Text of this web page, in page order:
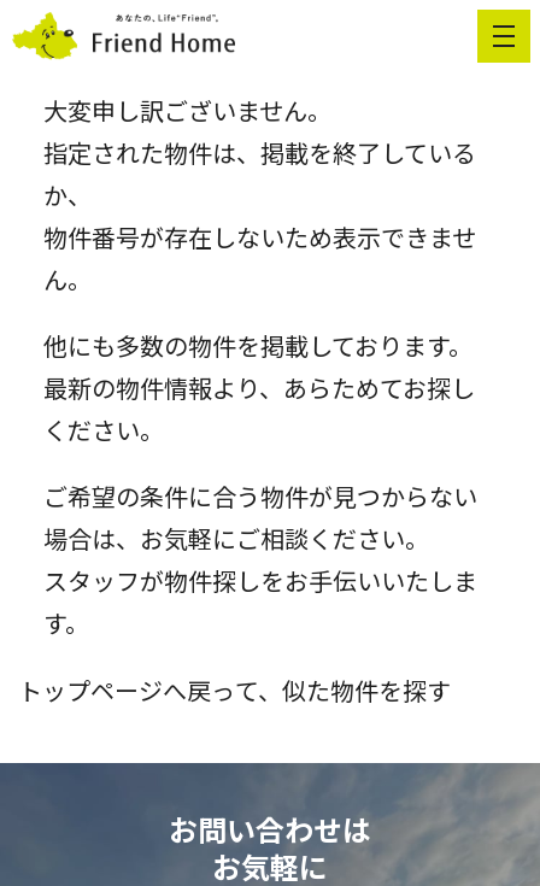
貸したい
買いたい
企業情報
採用情報
業者様はこちら
0120-43-0021
大変申し訳ございません。
指定された物件は、掲載を終了している
か、
物件番号が存在しないため表示できませ
ん。
他にも多数の物件を掲載しております。
最新の物件情報より、あらためてお探し
ください。
ご希望の条件に合う物件が見つからない
場合は、お気軽にご相談ください。
スタッフが物件探しをお手伝いいたしま
す。
お問い合わせは
お気軽に